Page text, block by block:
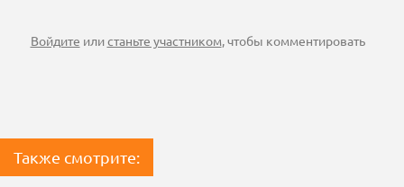
Войдите илистаньте участником , чтобы комментировать
Также смотрите: